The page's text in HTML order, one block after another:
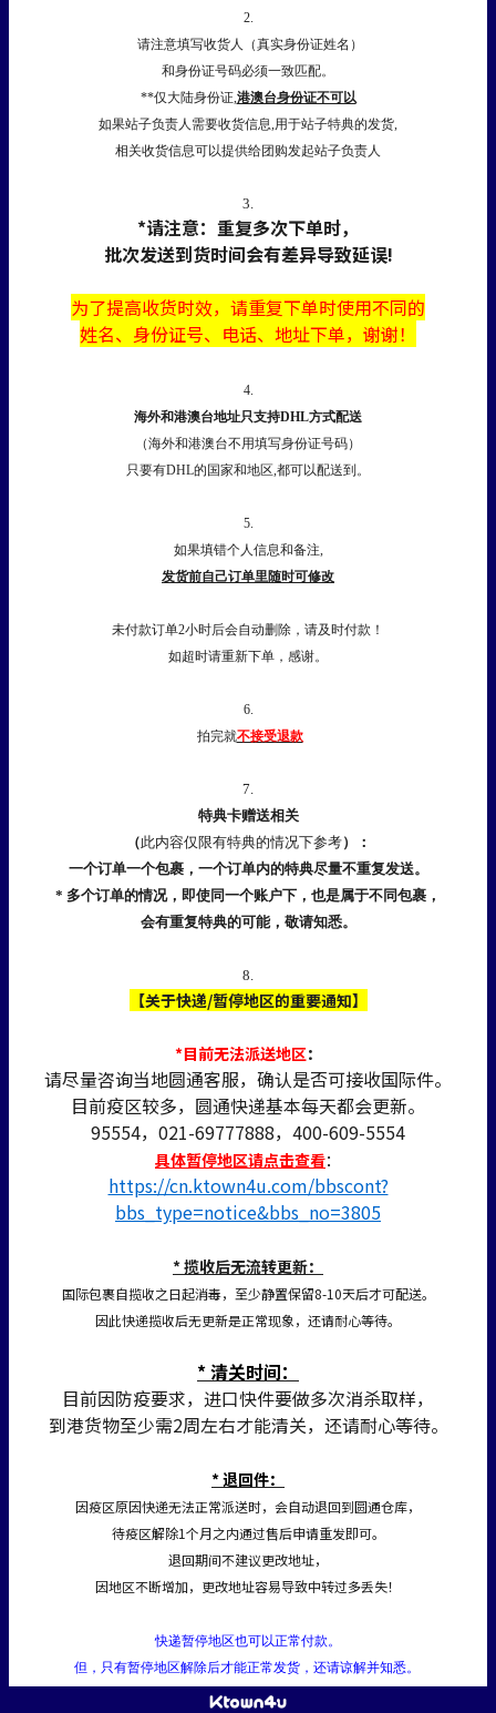
2.
请注意填写收货人（真实身份证姓名）
和身份证号码必须一致匹配。
**仅大陆身份证,港澳台身份证不可以
如果站子负责人需要收货信息,用于站子特典的发货,
相关收货信息可以提供给团购发起站子负责人
3.
*请注意：重复多次下单时，
批次发送到货时间会有差异导致延误!
为了提高收货时效， 请重复下单时使用不同的
姓名、身份证号、电话、地址下单，谢谢！
4.
海外和港澳台地址只支持DHL方式配送
（海外和港澳台不用填写身份证号码）
只要有DHL的国家和地区,都可以配送到。
5.
如果填错个人信息和备注,
发货前自己订单里随时可修改
未付款订单2小时后会自动删除，请及时付款！
如超时请重新下单，感谢。
6.
拍完就不接受退款
7.
特典卡赠送相关
（此内容仅限有特典的情况下参考）：
一个订单一个包裹，一个订单内的特典尽量不重复发送。
* 多个订单的情况，即使同一个账户下，也是属于不同包裹，
会有重复特典的可能，敬请知悉。
8.
【关于快递/暂停地区的重要通知】
*目前无法派送地区：
请尽量咨询当地圆通客服，确认是否可接收国际件。
目前疫区较多，圆通快递基本每天都会更新。
95554，021-69777888，400-609-5554
具体暂停地区请点击查看：
https://cn.ktown4u.com/bbscont?
bbs_type=notice&bbs_no=3805
* 揽收后无流转更新：
国际包裹自揽收之日起消毒，至少静置保留8-10天后才可配送。
因此快递揽收后无更新是正常现象，还请耐心等待。
* 清关时间：
目前因防疫要求，进口快件要做多次消杀取样，
到港货物至少需2周左右才能清关，还请耐心等待。
* 退回件：
因疫区原因快递无法正常派送时，会自动退回到圆通仓库，
待疫区解除1个月之内通过售后申请重发即可。
退回期间不建议更改地址，
因地区不断增加，更改地址容易导致中转过多丢失！
快递暂停地区也可以正常付款。
但，只有暂停地区解除后才能正常发货，还请谅解并知悉。